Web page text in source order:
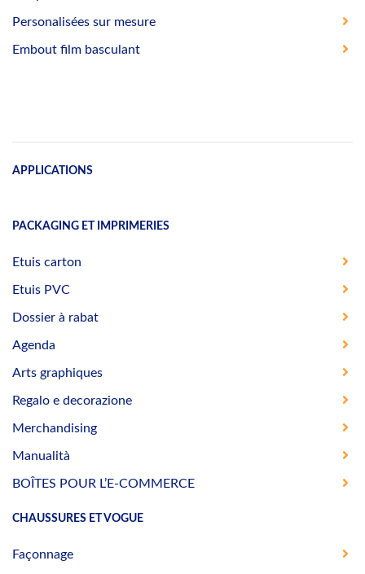
Personalisées sur mesure
Embout film basculant
APPLICATIONS
PACKAGING ET IMPRIMERIES
Etuis carton
Etuis PVC
Dossier à rabat
Agenda
Arts graphiques
Regalo e decorazione
Merchandising
Manualità
BOÎTES POUR L’E-COMMERCE
CHAUSSURES ET VOGUE
Façonnage